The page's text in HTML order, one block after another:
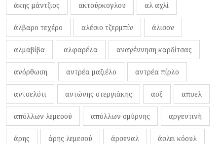
άκης μάντζιος ακτούρκογλου αλ αχλί
άλβαρο τεχέρο αλέσιο τζερμπίν άλισον
αλμαβίβα αλφαρέλα αναγέννηση καρδίτσας
ανόρθωση αντρέα μαζιέλο αντρέα πίρλο
αντσελότι αντώνης στεργιάκης αοξ αποελ
απόλλων λεμεσού απόλλων σμύρνης αργεντινή
άρης άρης λεμεσού άρσεναλ άσλει κόουλ